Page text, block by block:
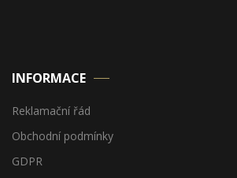
INFORMACE
Reklamační řád
Obchodní podmínky
GDPR